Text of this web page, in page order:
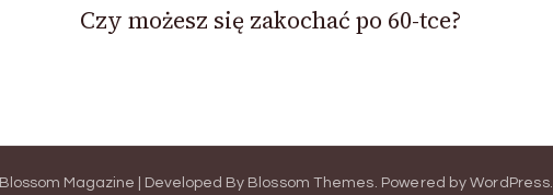
Czy możesz się zakochać po 60-tce?
Blossom Magazine | Developed By Blossom Themes. Powered byWordPress.